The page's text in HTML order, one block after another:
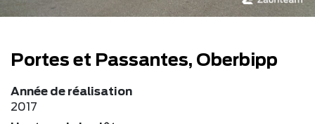
Portes et Passantes, Oberbipp
Année de réalisation
2017